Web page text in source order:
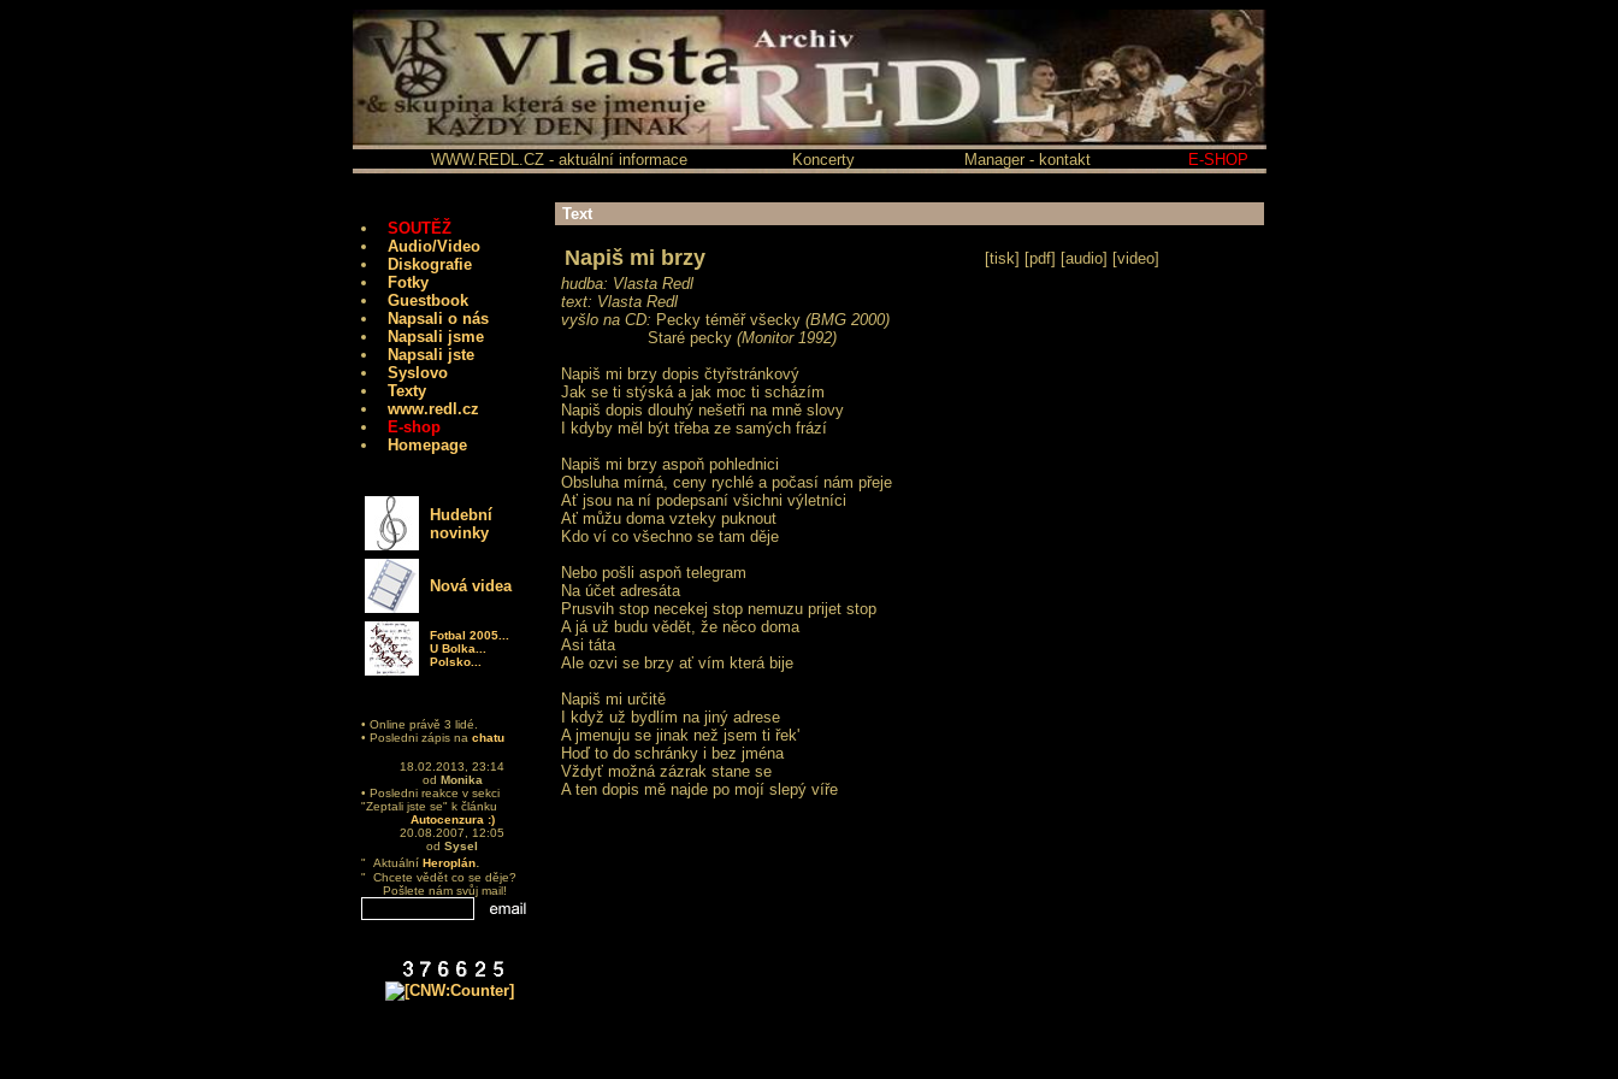
WWW.REDL.CZ - aktuální informace Koncerty Manager - kontakt E-SHOP
SOUTĚŽ
Audio/Video
Diskografie
Fotky
Guestbook
Napsali o nás
Napsali jsme
Napsali jste
Syslovo
Texty
www.redl.cz
E-shop
Homepage
Hudební
novinky
Nová videa
Fotbal 2005...
U Bolka...
Polsko...
• Online právě 3 lidé.
• Posledni zápis na chatu
18.02.2013, 23:14
od Monika
• Posledni reakce v sekci
"Zeptali jste se" k článku
Autocenzura :)
20.08.2007, 12:05
od Sysel
" Aktuální Heroplán.
" Chcete vědět co se děje?
Pošlete nám svůj mail!
Text
Napiš mi brzy [tisk] [pdf] [audio] [video]
hudba: Vlasta Redl
text: Vlasta Redl
vyšlo na CD: Pecky téměř všecky(BMG 2000)
Staré pecky(Monitor 1992)
Napiš mi brzy dopis čtyřstránkový
Jak se ti stýská a jak moc ti scházím
Napiš dopis dlouhý nešetři na mně slovy
I kdyby měl být třeba ze samých frází
Napiš mi brzy aspoň pohlednici
Obsluha mírná, ceny rychlé a počasí nám přeje
Ať jsou na ní podepsaní všichni výletníci
Ať můžu doma vzteky puknout
Kdo ví co všechno se tam děje
Nebo pošli aspoň telegram
Na účet adresáta
Prusvih stop necekej stop nemuzu prijet stop
A já už budu vědět, že něco doma
Asi táta
Ale ozvi se brzy ať vím která bije
Napiš mi určitě
I když už bydlím na jiný adrese
A jmenuju se jinak než jsem ti řek'
Hoď to do schránky i bez jména
Vždyť možná zázrak stane se
A ten dopis mě najde po mojí slepý víře